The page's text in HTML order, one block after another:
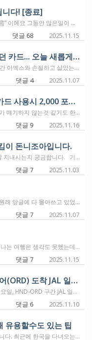
다! [종료]
는대로 선착순으로 보낼께요 밀린 저의 호텔 후기는 하나씩 올려보도록 할께요 다들 좋은 하루 되세요
댓글 68 2025.11.15
Amex FR로 2018년이후 손도 못댔던 카드... 오늘 새롭게 열렸습니다!
America 줄기차게 Alaska+Hawaiian으로 쫌 재미를 쫌 봤는데, 오늘 이런 기쁨이 있네요! 다만, 아직 안심하긴 일러서 그냥 조심조심 하려고요^^ 쫌 기다렸다가, 스팬딩이나 작업을 쫌 해야겠습니다. 이상 otherwhile이었습니다^^
댓글 4 2025.11.07
IHG (깨알) Special Offer - $500 카드 사용시 2,000 포인트
용하면 2,000 포인트를 추가로 받을수 있습니다. 다음 스펜딩 카드로 넘어가는 시간차가 애매할때..... 한번 꺼내서 $500 사용하신다는 생각 하시면 될것 같습니다. 일단 저는 등록을 해 놨고요. 등록은 IHG 홈페이지에 가시면 Offer 페이지에서 하실수 있습니다.
댓글 9 2025.11.16
이 돈니조아입니다.
국부이십니다. 역사적 설명은 생략합니다. ㅋㅋ 수흐바타르 맞은편 맞습니다. 그분 징징 징기스칸 ㅋㅋㅋ 옆에 말탄 그분의 충실한 신하들.. 특히 수부타이 전유럽을 공포로 몰았죠 자세한 설명은 생략합니다. 다니는 내내 CU편의점, GS편의점 한국인지 ㅋㅋ 그러다가 길을 걷는데 아주 이국적인 모습인데 친숙한 한글과 몽골어와 영어와 ㅋㅋ 몽골은 원나라때는 세계최고 였고 청나라때는 지배를 받다가 러시아의 영향도 받아서 그런지 모든것이 혼재되어 있는 느낌입니다. 한국친화 맞습니다. 한가운데에 수도 한가운데 서울의 거리도 있습니다. 그리고 마지막 제가 이번여행에서 생각지도 못하게 본건 티베트 불교사원입니다. 몽골은 티베트 불교신도가 많아서 티베트불교사원을 방문했습니다. 숙소 바로 근처였습니다. 스케일에 압도되어서 뭔가 말을 잃었고 몽골과 티베트불교에 대해 CHAT-GPT에 물어도 보고 뜻깊은 시간이었습니다. 그렇게 보내다 보니 어느덧 제가 부산을 출발한건 토욜 저녁 울란바토르 도착 일욜 새벽 그리고 월욜 울란바토르 출발 새벽비행기를 타러 공항으로 갔습니다. 와 교통체증 말도 못합니다. 제가 새벽에는 편도 1시간 걸렸는데 주말저녁이라 그런지 세시간 걸렸습니다. 다행히 새벽비행기인지라 큰 어려움없이 잘 왔습니다. 이제는 앞으로는 가족들과 같이 가서 좋은 시간 보내기로 했습니다!! 이제 할로윈도 지나고 연말입니다!! 남은 올한해 무탈하게 잘 지내시고 또 기회가 되면 뵙겠습니다!! P.S. 오타니도 오타니인데 야마모토, 사사키... 와 일본에 NPB 야구 꼭 보러 갈겁니다. ㅋㅋ
댓글 7 2025.11.03
Rakuten을 Amex-MR로만 주구장창 넘겨왔는데요. (한 50k는 될거 같네요 ㅠ) 좋은 옵션이 생겼습니다. | link;연결;연동 방법 제가 방금 해보니 제일 쉬운 방법은 Bilt/Rakuten 앱을 업데이트 하시고, Bilt에서 link 하시면 됩니다. create-link를 선택하니 자동으로 연동link이 됩니다. link연동후에는 바로 라쿠텐 에서 포인트 조회 하면 빌트Bilt와 연결된 것을 확인할수 있습니다. 저는 2분도 안걸린거 같습니다. 이상 빅픽쳐 였습니다.
댓글 7 2025.11.07
방금 가입하고 인사글 올립니다. 마일리지로 떠나는 여행은 생각도 못했는데 이렇게나 길이 많았네요. 여행기, 탑승기 읽으며 지름길도 배워야겠어요. 첫걸음을 뗴었으니 저도 언젠가는 도움을 드릴수 있게되길 바래요. 열심히 뛰어보겠습니다. 저는 시애틀에 살고있어요. 부부가 방금 퇴직을 해서 이제 슬슬 어디로 가 볼까... 궁리를 시작했어요. 아직은 어디에 가고 싶다는 생각보다 어떤 방법으로 가는지를 배워야해요. 별이 많이 달린 서울의 호텔도 가 보고 싶고, 누워 문 닫고 가는 뱅기도 타 보고 싶네요. 근데 두사람이 누워 가려니까 마일리지가 상당히 많이 필요하네요. 못 찾는건지 자리도 없는듯 보이고.. 갈길이 험한듯하지만 기대감으로 즐겁습니다. 혹시 마일로 이코노믹 자리를 사고 나중에 현금 업그레이를 하는 수도 있을까요? 답글 주셔서 감사드려요.
댓글 7 2025.11.15
11월 21일 하네다(HND)출발, 오헤어(ORD) 도착 JAL 일등석 한자리 오늘 오후 4시에 취소합니다.
안녕하세요, Moxie 입니다. 오는 11월 21일 금요일, HND-ORD 구간 JAL 일등석 좌석 하나를 가지고 있었는데요. 오늘 이 표를 취소하려고 합니다. 저는 AA 8만마일과 $45.51에 발권을 했었는데요. 탑승하는 사람이 ICN-ATL 직항을 선호해서, 델타원으로 변경해주었고... 그래서 이 어워드 항공권을 취소하게 되었어요. 오늘 미 동부시간 4시에 취소하도록 할게요. 이 표가 취소되면 다시 예약 가능한 인벤토리로 나오는 시간은 제가 (그거까지) 확인할 시간은 없고요. 제가 취소한 후에, 필요하신 분 계시면 검색 해보시고 찾아보시면 확률이 높지 않을까 하네요. 혹시 필요하신 분께서 발권에 성공하시면, 게시판에 알려주세요.
댓글 6 2025.11.10
유용할수도 있는 팁
데 거기 계시는 직원분이 중요한 정보를 알려주시더라구요. 키오스크의 오차범위때문에 이코노미 기준으로 25.9KG까지 별도의 추가 요금 없이 보낼수 있더라구요. 덕분에 가방2개 추가 요금 낼수도 있었는데 별일 없이 잘 미국으로 귀국 했습니다. 혹시 대한항공 타고 오신다면 키오스크 한번 시도해보세요~